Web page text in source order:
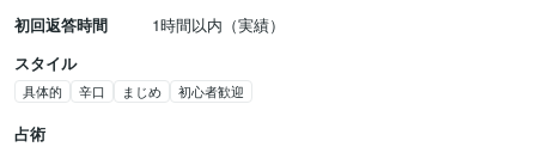
初回返答時間
1時間以内（実績）
スタイル
具体的 辛口 まじめ 初心者歓迎
占術